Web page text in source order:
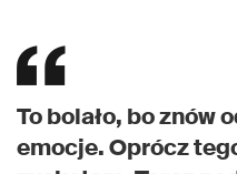
To bolało, bo znów
emocje. Oprócz